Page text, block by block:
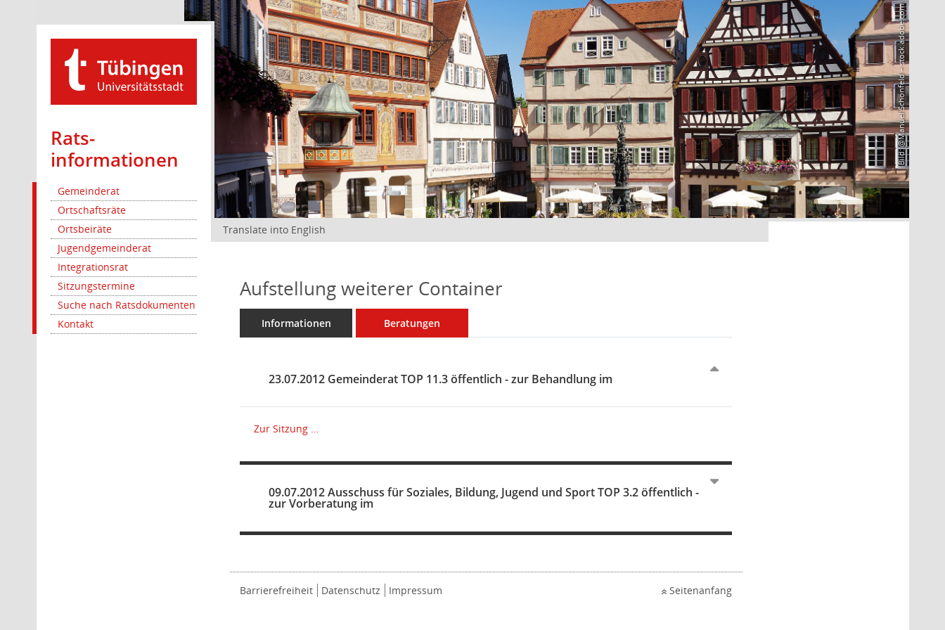
Rats­
informationen
Gemeinderat
Ortschaftsräte
Ortsbeiräte
Jugendgemeinderat
Integrationsrat
Sitzungstermine
Suche nach Ratsdokumenten
Kontakt
Bild: @Manuel Schönfeld – stock.adobe.com
Translate into English
Aufstellung weiterer Container
Informationen Beratungen
23.07.2012 Gemeinderat TOP 11.3 öffentlich - zur Behandlung im
Zur Sitzung ...
09.07.2012 Ausschuss für Soziales, Bildung, Jugend und Sport TOP 3.2 öffentlich -
zur Vorberatung im
Barrierefreiheit Datenschutz Impressum Seitenanfang